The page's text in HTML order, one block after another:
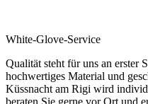
White-Glove-Service
Qualität steht für uns an erster
hochwertiges Material und
Küssnacht am Rigi wird
beraten Sie gerne vor Ort und